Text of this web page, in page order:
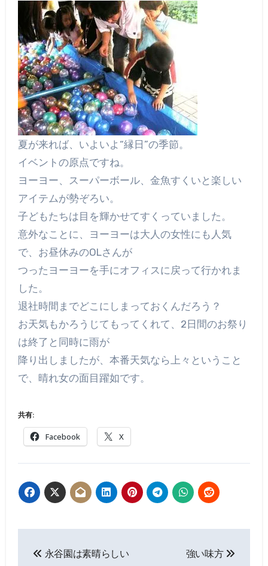
夏が来れば、いよいよ“縁日”の季節。
イベントの原点ですね。
ヨーヨー、スーパーボール、金魚すくいと楽しい
アイテムが勢ぞろい。
子どもたちは目を輝かせてすくっていました。
意外なことに、ヨーヨーは大人の女性にも人気
で、お昼休みのOLさんが
つったヨーヨーを手にオフィスに戻って行かれま
した。
退社時間までどこにしまっておくんだろう？
お天気もかろうじてもってくれて、2日間のお祭り
は終了と同時に雨が
降り出しましたが、本番天気なら上々ということ
で、晴れ女の面目躍如です。
共有:
Facebook X
永谷園は素晴らしい 強い味方